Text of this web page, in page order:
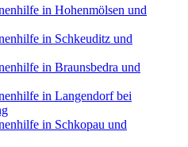
in Hohenmölsen und
in Schkeuditz und
in Braunsbedra und
in Langendorf bei
in Schkopau und